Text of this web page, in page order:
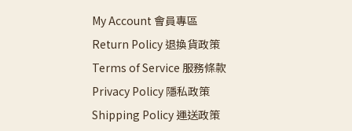
My Account 會員專區
Return Policy 退換貨政策
Terms of Service 服務條款
Privacy Policy 隱私政策
Shipping Policy 運送政策